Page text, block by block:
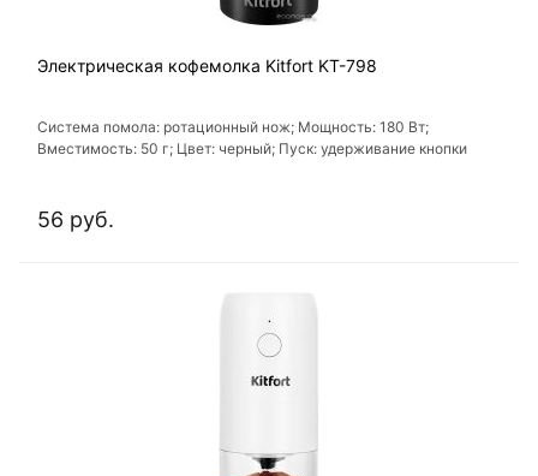
Электрическая кофемолка Kitfort KT-798
Система помола: ротационный нож; Мощность: 180 Вт;
Вместимость: 50 г; Цвет: черный; Пуск: удерживание кнопки
56 руб.